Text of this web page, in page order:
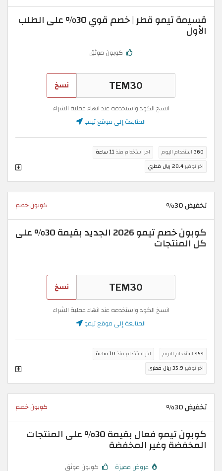
قسيمة تيمو قطر | خصم قوي 30% على الطلب
الأول
كوبون موثق
نسخ
انسخ الكود واستخدمه عند انهاء عملية الشراء
المتابعة إلى موقع تيمو
360 استخدام اليوم اخر استخدام منذ11 ساعة
اخر توفير20.4 ريال قطري
تخفيض 30% كوبون خصم
كوبون خصم تيمو 2026 الجديد بقيمة 30% على
كل المنتجات
نسخ
انسخ الكود واستخدمه عند انهاء عملية الشراء
المتابعة إلى موقع تيمو
454 استخدام اليوم اخر استخدام منذ 10 ساعة
اخر توفير 35.9 ريال قطري
تخفيض 30% كوبون خصم
كوبون تيمو فعال بقيمة 30% على المنتجات
المخفضة وغير المخفضة
عروض مميزة كوبون موثق